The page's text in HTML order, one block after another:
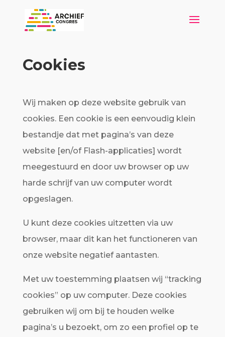
Cookies
Wij maken op deze website gebruik van
cookies. Een cookie is een eenvoudig klein
bestandje dat met pagina’s van deze
website [en/of Flash-applicaties] wordt
meegestuurd en door uw browser op uw
harde schrijf van uw computer wordt
opgeslagen.
U kunt deze cookies uitzetten via uw
browser, maar dit kan het functioneren van
onze website negatief aantasten.
Met uw toestemming plaatsen wij “tracking
cookies” op uw computer. Deze cookies
gebruiken wij om bij te houden welke
pagina’s u bezoekt, om zo een profiel op te